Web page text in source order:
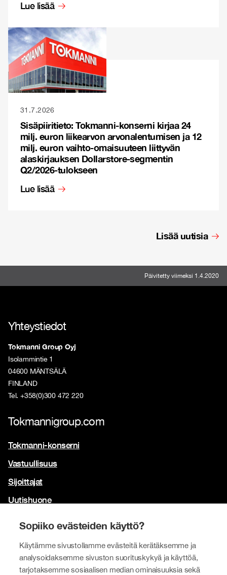
Sopiiko evästeiden käyttö?
Käytämme sivustollamme evästeitä kerätäksemme ja
analysoidaksemme sivuston suorituskykyä ja käyttöä,
tarjotaksemme sosiaalisen median ominaisuuksia sekä
Lue lisää
31.7.2026
Sisäpiiritieto: Tokmanni-konserni kirjaa 24
milj. euron liikearvon arvonalentumisen ja 12
milj. euron vaihto-omaisuuteen liittyvän
alaskirjauksen Dollarstore-segmentin
Q2/2026-tulokseen
Lue lisää
Lisää uutisia
Päivitetty viimeksi 1.4.2020
Yhteystiedot
Tokmanni Group Oyj
Isolammintie 1
04600 MÄNTSÄLÄ
FINLAND
Tel. +358(0)300 472 220
Tokmannigroup.com
Tokmanni-konserni
Vastuullisuus
Sijoittajat
Uutishuone
Brändimme
Tokmanni